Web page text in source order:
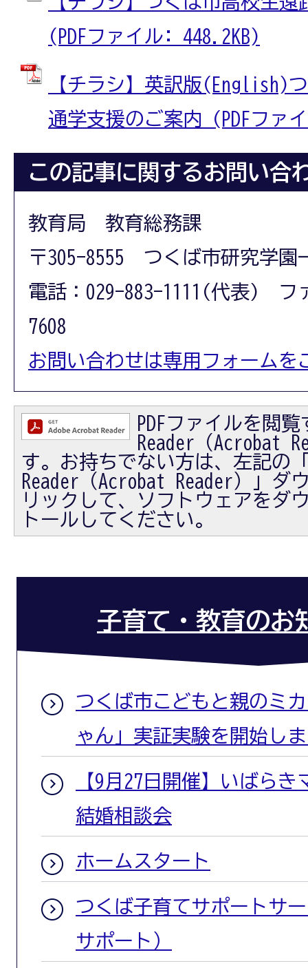
(PDFファイル: 448.2KB)
【チラシ】英訳版(English)
通学支援のご案内 (PDFファ
この記事に関するお問い合
教育局 教育総務課
〒305-8555 つくば市研究学園
電話：029-883-1111(代表) フ
7608
お問い合わせは専用フォームを
PDFファイルを閲
Reader（Acrobat
す。お持ちでない方は、左記の
Reader（Acrobat Reader）」ダ
リックして、ソフトウェアをダ
トールしてください。
子育て・教育のお
つくば市こどもと親のミ
ゃん」実証実験を開始し
【9月27日開催】いばら
結婚相談会
ホームスタート
つくば子育てサポートサ
サポート）